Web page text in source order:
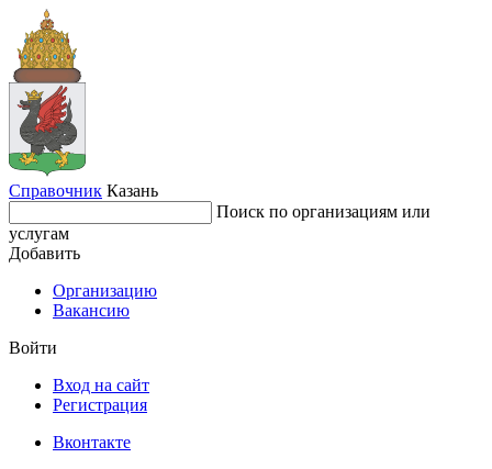
Справочник Казань
Поиск по организациям или
услугам
Добавить
Организацию
Вакансию
Войти
Вход на сайт
Регистрация
Вконтакте